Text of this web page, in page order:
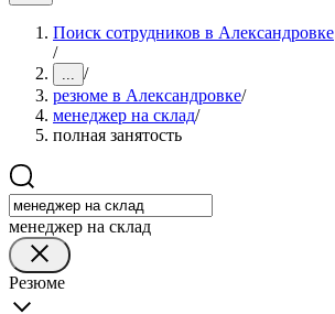
Поиск сотрудников в Александровке
/
... /
резюме в Александровке/
менеджер на склад/
полная занятость
менеджер на склад
Резюме